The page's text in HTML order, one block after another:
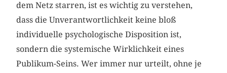
dem Netz starren, ist es wichtig zu verstehen,
dass die Unverantwortlichkeit keine bloß
individuelle psychologische Disposition ist,
sondern die systemische Wirklichkeit eines
Publikum-Seins. Wer immer nur urteilt, ohne je